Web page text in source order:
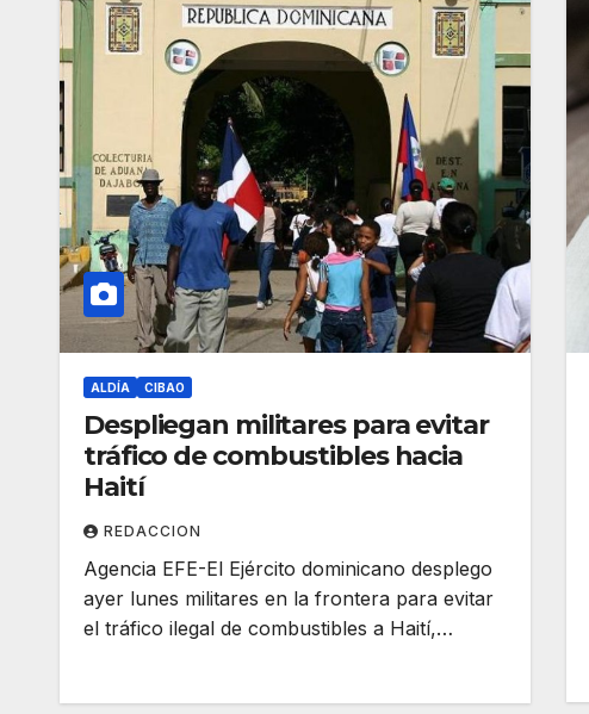
ALDÍA CIBAO
Despliegan militares para evitar
tráfico de combustibles hacia
Haití
REDACCION
Agencia EFE-El Ejército dominicano desplego
ayer lunes militares en la frontera para evitar
el tráfico ilegal de combustibles a Haití,…